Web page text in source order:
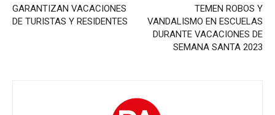
GARANTIZAN VACACIONES
DE TURISTAS Y RESIDENTES
TEMEN ROBOS Y
VANDALISMO EN ESCUELAS
DURANTE VACACIONES DE
SEMANA SANTA 2023